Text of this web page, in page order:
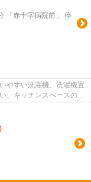
「赤十字病院前」 停
やすい洗濯機、洗濯機置
、キッチンスぺースのあ